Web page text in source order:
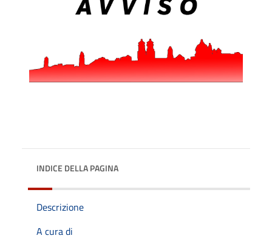
INDICE DELLA PAGINA
Descrizione
A cura di